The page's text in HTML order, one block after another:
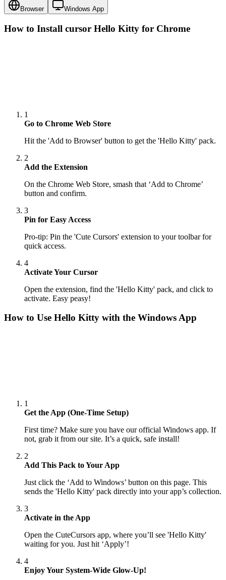
Browser Windows App
How to Install cursor Hello Kitty for Chrome
1
Go to Chrome Web Store
Hit the 'Add to Browser' button to get the 'Hello Kitty' pack.
2
Add the Extension
On the Chrome Web Store, smash that ‘Add to Chrome’
button and confirm.
3
Pin for Easy Access
Pro-tip: Pin the 'Cute Cursors' extension to your toolbar for
quick access.
4
Activate Your Cursor
Open the extension, find the 'Hello Kitty' pack, and click to
activate. Easy peasy!
How to Use Hello Kitty with the Windows App
1
Get the App (One-Time Setup)
First time? Make sure you have our official Windows app. If
not, grab it from our site. It’s a quick, safe install!
2
Add This Pack to Your App
Just click the ‘Add to Windows’ button on this page. This
sends the 'Hello Kitty' pack directly into your app’s collection.
3
Activate in the App
Open the CuteCursors app, where you’ll see 'Hello Kitty'
waiting for you. Just hit ‘Apply’!
4
Enjoy Your System-Wide Glow-Up!